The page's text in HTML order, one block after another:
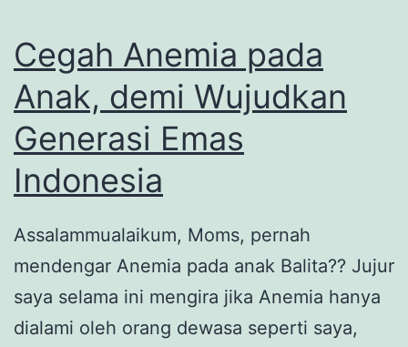
Cegah Anemia pada
Anak, demi Wujudkan
Generasi Emas
Indonesia
Assalammualaikum, Moms, pernah
mendengar Anemia pada anak Balita?? Jujur
saya selama ini mengira jika Anemia hanya
dialami oleh orang dewasa seperti saya,